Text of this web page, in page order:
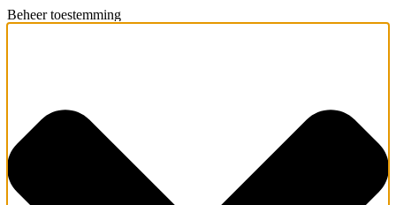
Beheer toestemming